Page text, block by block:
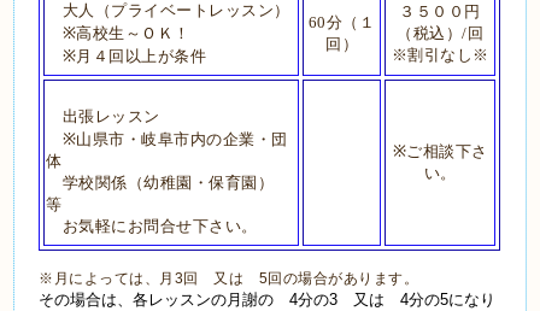
大人（プライベートレッスン）
※高校生～ＯＫ！
※月４回以上が条件
60分（１
回）
３５００円
（税込）/ 回
※割引なし※
出張レッスン
※山県市・岐阜市内の企業・団
体
学校関係（幼稚園・保育園）
等
お気軽にお問合せ下さい。
※ご相談下さ
い。
※月によっては、月3回 又は 5回の場合があります。
その場合は、各レッスンの月謝の 4分の3 又は 4分の5になり